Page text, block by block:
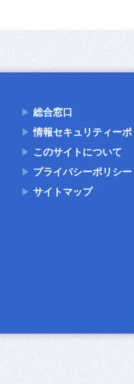
総合窓口
情報セキュリティー
このサイトについて
プライバシーポリシー
サイトマップ